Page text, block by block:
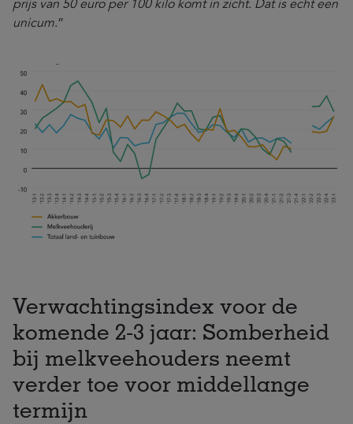
prijs van 50 euro per 100 kilo komt in zicht. Dat is echt een
unicum.”
Verwachtingsindex voor de
komende 2-3 jaar: Somberheid
bij melkveehouders neemt
verder toe voor middellange
termijn